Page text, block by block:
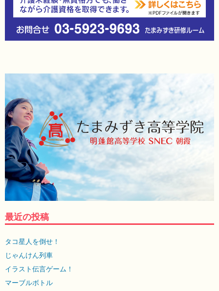
最近の投稿
タコ星人を倒せ！
じゃんけん列車
イラスト伝言ゲーム！
マーブルボトル